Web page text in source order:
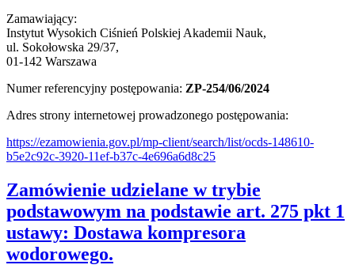
Zamawiający:
Instytut Wysokich Ciśnień Polskiej Akademii Nauk,
ul. Sokołowska 29/37,
01-142 Warszawa
Numer referencyjny postępowania: ZP-254/06/2024
Adres strony internetowej prowadzonego postępowania:
https://ezamowienia.gov.pl/mp-client/search/list/ocds-148610-
b5e2c92c-3920-11ef-b37c-4e696a6d8c25
Zamówienie udzielane w trybie
podstawowym na podstawie art. 275 pkt 1
ustawy: Dostawa kompresora
wodorowego.